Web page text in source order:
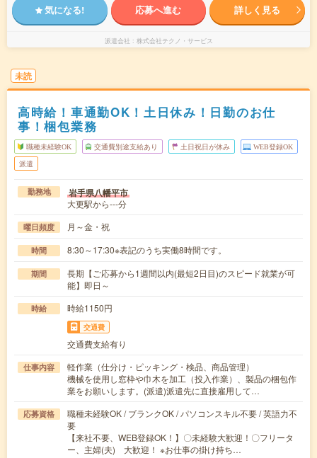
気になる! 応募へ進む 詳しく見る
派遣会社 株式会社テクノ・サービス
未読
高時給！車通勤OK！土日休み！日勤のお仕
事！梱包業務
職種未経験OK 交通費別途支給あり 土日祝日が休み WEB登録OK
派遣
勤務地 岩手県八幡平市
大更駅から---分
曜日頻度 月～金・祝
時間 8:30～17:30※表記のうち実働8時間です。
期間
長期【ご応募から1週間以内(最短2日目)のスピード就業が可
能】即日～
時給 時給1150円
交通費
交通費支給有り
仕事内容
軽作業（仕分け・ピッキング・検品、商品管理）
機械を使用し窓枠や巾木を加工（投入作業）、製品の梱包作
業をお願いします。(派遣)派遣先に直接雇用して…
応募資格
職種未経験OK / ブランクOK / パソコンスキル不要 / 英語力不
要
【来社不要、WEB登録OK！】〇未経験大歓迎！〇フリータ
ー、主婦(夫) 大歓迎！ ※お仕事の掛け持ち…